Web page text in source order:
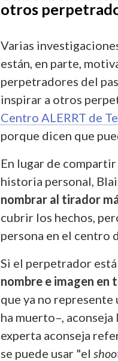
otros
Varias
están, en parte,
perpetradores del
inspirar a otros
Centro ALERRT de
porque dicen que
En lugar de
historia personal,
nombrar al tirador
cubrir los hechos,
persona en el centro
Si el perpetrador está
nombre e imagen en
que ya no represente
ha muerto–,
experta aconseja
se puede usar "el